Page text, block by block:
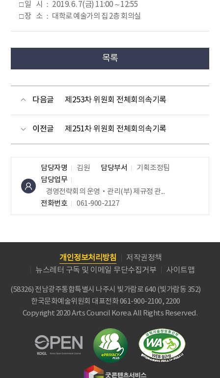
□ 일 시 ： 2019. 6. 7(금) 11:00～12:55
□ 장 소 ： 대학로 예술가의 집 2층 회의실
목록
다음글 제253차 위원회 전체회의속기록
이전글 제251차 위원회 전체회의속기록
담당자명 김원 담당부서
기획조정팀
담당업무
경영전략회의 운영‧관리(부) 제규정 관...
전화번호
061-900-2127
개인정보처리방침
저작권정책
뉴스레터 구독 및 이메일 무단수집거부
사이트맵
(58326) 전남광주통합특별시 나주시 빛가람로 640 (빛가람동 352)
한국문화예술위원회 대표전화 061-900-2100, 2200
Copyright 2020 Arts Council Korea. All Rights Reserved.